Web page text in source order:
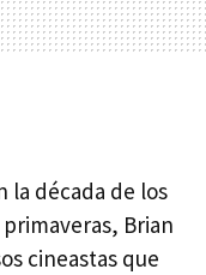
la década de los
Brian
cineastas que